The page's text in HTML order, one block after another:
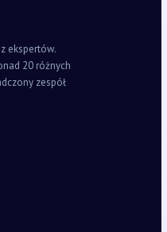
ekspertów.
20 różnych
zespół